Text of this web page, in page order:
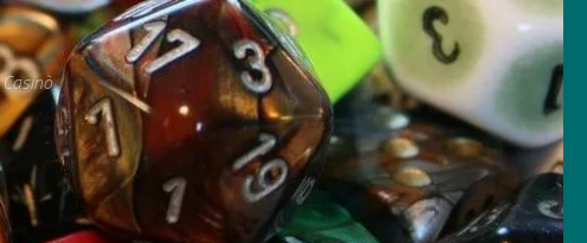
- Consulta leprobabilità di vincita sito ADM